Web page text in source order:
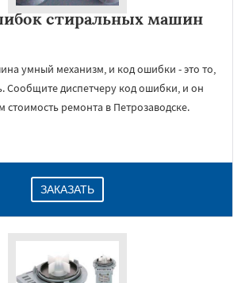
стиральных машин
умный механизм, и код ошибки - это то,
Сообщите диспетчеру код ошибки, и он
стоимость ремонта в Петрозаводске.
ЗАКАЗАТЬ